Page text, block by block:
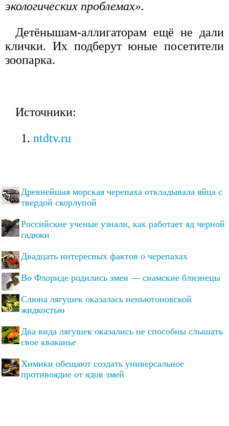
экологических проблемах».
Детёнышам-аллигаторам ещё не дали
клички. Их подберут юные посетители
зоопарка.
Источники:
ntdtv.ru
Древнейшая морская черепаха откладывала яйца с
твердой скорлупой
Российские ученые узнали, как работает яд черной
гадюки
Двадцать интересных фактов о черепахах
Во Флориде родились змеи — сиамские близнецы
Слюна лягушек оказалась неньютоновской
жидкостью
Два вида лягушек оказались не способны слышать
свое кваканье
Химики обещают создать универсальное
противоядие от ядов змей